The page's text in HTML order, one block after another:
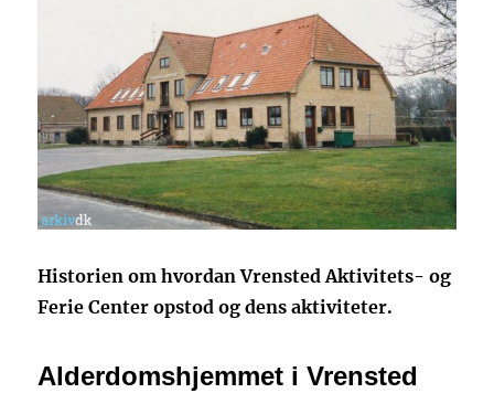
Historien om hvordan Vrensted Aktivitets- og
Ferie Center opstod og dens aktiviteter.
Alderdomshjemmet i Vrensted